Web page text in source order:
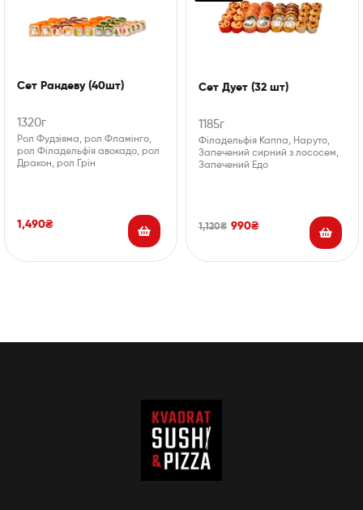
Сет Рандеву (40шт)
1320г
Рол Фудзіяма, рол Фламінго,
рол Філадельфія авокадо, рол
Дракон, рол Грін
1,490₴
Сет Дует (32 шт)
1185г
Філадельфія Каппа, Наруто,
Запечений сирний з лососем,
Запечений Едо
1,120₴ 990₴